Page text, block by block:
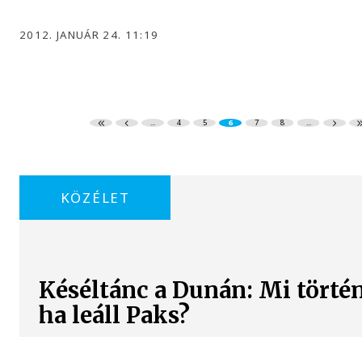
2012. JANUÁR 24. 11:19
... 4 5 6 7 8 ...
KÖZÉLET
Késéltánc a Dunán: Mi
ha leáll Paks?